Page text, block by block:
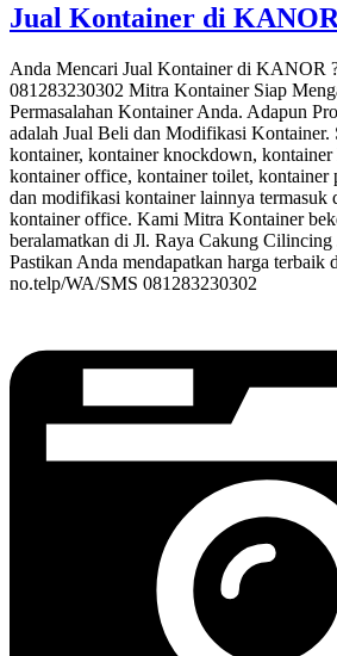
Jual Kontainer di KANOR
Anda Mencari Jual Kontainer di KANOR
081283230302 Mitra Kontainer Siap
Permasalahan Kontainer Anda. Adapun
adalah Jual Beli dan Modifikasi Kontainer.
kontainer, kontainer knockdown,
kontainer office, kontainer toilet, kontainer
dan modifikasi kontainer lainnya termasuk
kontainer office. Kami Mitra Kontainer
beralamatkan di Jl. Raya Cakung Cilincing
Pastikan Anda mendapatkan harga terbaik
no.telp/WA/SMS 081283230302